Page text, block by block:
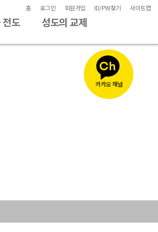
전도 성도의 교제
홈 로그인 회원가입 ID/PW찾기 사이트맵
카카오 채널